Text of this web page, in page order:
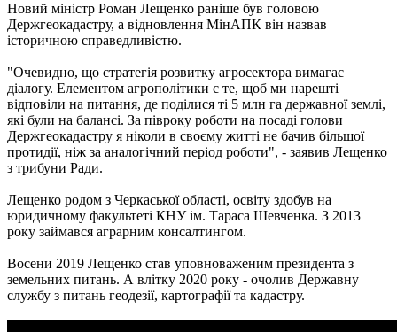
Новий міністр Роман Лещенко раніше був головою
Держгеокадастру, а відновлення МінАПК він назвав
історичною справедливістю.
"Очевидно, що стратегія розвитку агросектора вимагає
діалогу. Елементом агрополітики є те, щоб ми нарешті
відповіли на питання, де поділися ті 5 млн га державної землі,
які були на балансі. За півроку роботи на посаді голови
Держгеокадастру я ніколи в своєму житті не бачив більшої
протидії, ніж за аналогічний період роботи", - заявив Лещенко
з трибуни Ради.
Лещенко родом з Черкаської області, освіту здобув на
юридичному факультеті КНУ ім. Тараса Шевченка. З 2013
року займався аграрним консалтингом.
Восени 2019 Лещенко став уповноваженим президента з
земельних питань. А влітку 2020 року - очолив Державну
службу з питань геодезії, картографії та кадастру.